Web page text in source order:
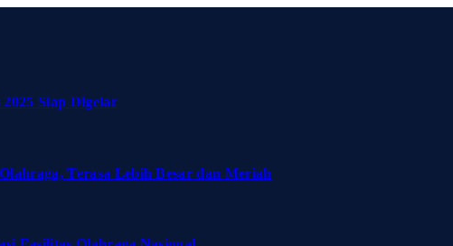
Siap Digelar
Terasa Lebih Besar dan Meriah